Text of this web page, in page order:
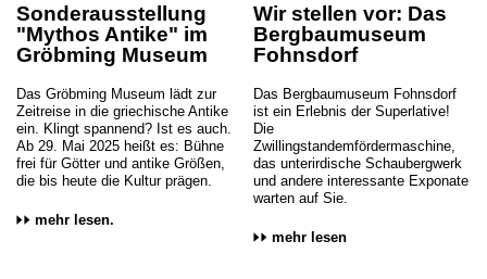
Sonderausstellung
"Mythos Antike" im
Gröbming Museum
Das Gröbming Museum lädt zur
Zeitreise in die griechische Antike
ein. Klingt spannend? Ist es auch.
Ab 29. Mai 2025 heißt es: Bühne
frei für Götter und antike Größen,
die bis heute die Kultur prägen.
mehr lesen.
Wir stellen vor: Das
Bergbaumuseum
Fohnsdorf
Das Bergbaumuseum Fohnsdorf
ist ein Erlebnis der Superlative!
Die
Zwillingstandemfördermaschine,
das unterirdische Schaubergwerk
und andere interessante Exponate
warten auf Sie.
mehr lesen